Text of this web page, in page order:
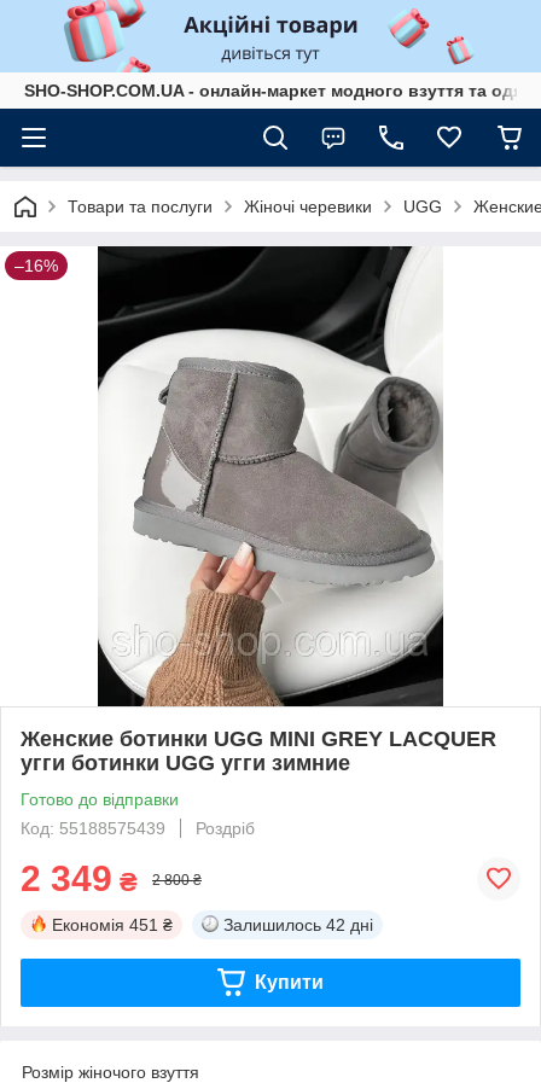
SHO-SHOP.COM.UA - онлайн-маркет модного взуття та
Товари та послуги Жіночі черевики UGG
–16%
Женские ботинки UGG MINI GREY LACQUER
угги ботинки UGG угги зимние
Готово до відправки
Код: 55188575439
Роздріб
2 349 ₴ 2 800 ₴
Економія 451 ₴ Залишилось 42 дні
Купити
Розмір жіночого взуття